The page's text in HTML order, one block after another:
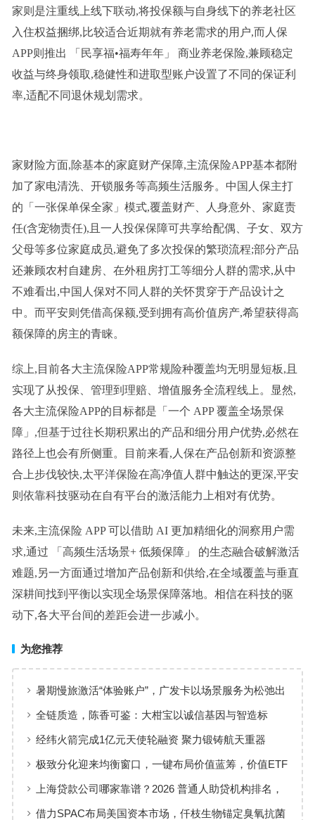
家则是注重线上线下联动,将投保额与自身线下的养老社区
入住权益捆绑,比较适合近期就有养老需求的用户,而人保
APP则推出 「民享福•福寿年年」 商业养老保险,兼顾稳定
收益与终身领取,稳健性和进取型账户设置了不同的保证利
率,适配不同退休规划需求。
家财险方面,除基本的家庭财产保障,主流保险APP基本都附
加了家电清洗、开锁服务等高频生活服务。中国人保主打
的「一张保单保全家」模式,覆盖财产、人身意外、家庭责
任(含宠物责任),且一人投保保障可共享给配偶、子女、双方
父母等多位家庭成员,避免了多次投保的繁琐流程;部分产品
还兼顾农村自建房、在外租房打工等细分人群的需求,从中
不难看出,中国人保对不同人群的关怀贯穿于产品设计之
中。而平安则凭借高保额,受到拥有高价值房产,希望获得高
额保障的房主的青睐。
综上,目前各大主流保险APP常规险种覆盖均无明显短板,且
实现了从投保、管理到理赔、增值服务全流程线上。显然,
各大主流保险APP的目标都是「一个 APP 覆盖全场景保
障」,但基于过往长期积累出的产品和细分用户优势,必然在
路径上也会有所侧重。目前来看,人保在产品创新和资源整
合上步伐较快,太平洋保险在高净值人群中触达的更深,平安
则依靠科技驱动在自有平台的激活能力上相对有优势。
未来,主流保险 APP 可以借助 AI 更加精细化的洞察用户需
求,通过 「高频生活场景+ 低频保障」 的生态融合破解激活
难题,另一方面通过增加产品创新和供给,在全域覆盖与垂直
深耕间找到平衡以实现全场景保障落地。相信在科技的驱
动下,各大平台间的差距会进一步减小。
为您推荐
暑期慢旅激活“体验账户”，广发卡以场景服务为松弛出
行添彩
全链质造，陈香可鉴：大柑宝以诚信基因与智造标
准，定义新会陈皮高质量发展
经纬火箭完成1亿元天使轮融资 聚力锻铸航天重器
极致分化迎来均衡窗口，一键布局价值蓝筹，价值ETF
华夏火热开售
上海贷款公司哪家靠谱？2026 普通人助贷机构排名，
工薪族借钱选择指南
借力SPAC布局美国资本市场，仟枝生物锚定臭氧抗菌